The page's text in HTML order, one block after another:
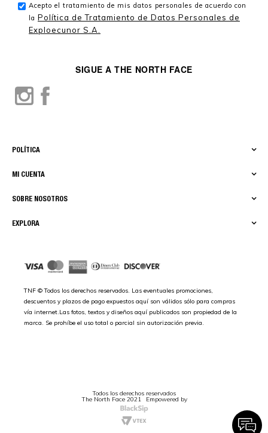
EXPLORA
SOBRE NOSOTROS
MI CUENTA
POLÍTICA
SIGUE A THE NORTH FACE
TNF © Todos los derechos reservados. Las eventuales promociones,
descuentos y plazos de pago expuestos aquí son válidos sólo para compras
vía internet.Las fotos, textos y diseños aquí publicados son propiedad de la
marca. Se prohíbe el uso total o parcial sin autorización previa.
Acepto el tratamiento de mis datos personales de acuerdo con
la Política de Tratamiento de Datos Personales de
Exploecunor S.A.
Todos los derechos reservados
The North Face 2021 Empowered by